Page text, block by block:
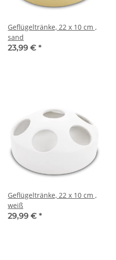
Geflügeltränke, 22 x 10 cm ,
sand
23,99 € *
Geflügeltränke, 22 x 10 cm ,
weiß
29,99 € *